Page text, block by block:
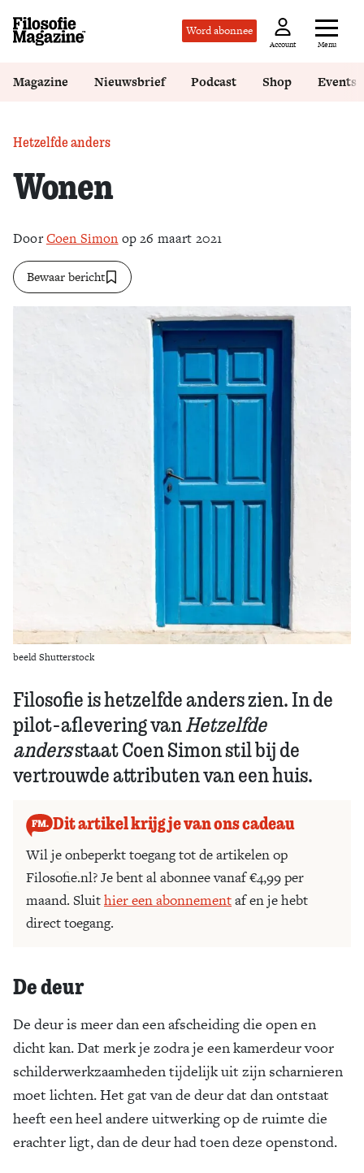
Word abonnee
Account Menu
Zoek
Magazine Nieuwsbrief Podcast Shop Events
Hetzelfde anders
Wonen
DoorCoen Simon op 26 maart 2021
Bewaar bericht
beeld Shutterstock
Filosofie is hetzelfde anders zien. In de
pilot-aflevering vanHetzelfde
andersstaat Coen Simon stil bij de
vertrouwde attributen van een huis.
Dit artikel krijg je van ons cadeau
Wil je onbeperkt toegang tot de artikelen op
Filosofie.nl? Je bent al abonnee vanaf €4,99 per
maand. Sluithier een abonnementaf en je hebt
direct toegang.
De deur
De deur is meer dan een afscheiding die open en
dicht kan. Dat merk je zodra je een kamerdeur voor
schilderwerkzaamheden tijdelijk uit zijn scharnieren
moet lichten. Het gat van de deur dat dan ontstaat
heeft een heel andere uitwerking op de ruimte die
erachter ligt, dan de deur had toen deze openstond.